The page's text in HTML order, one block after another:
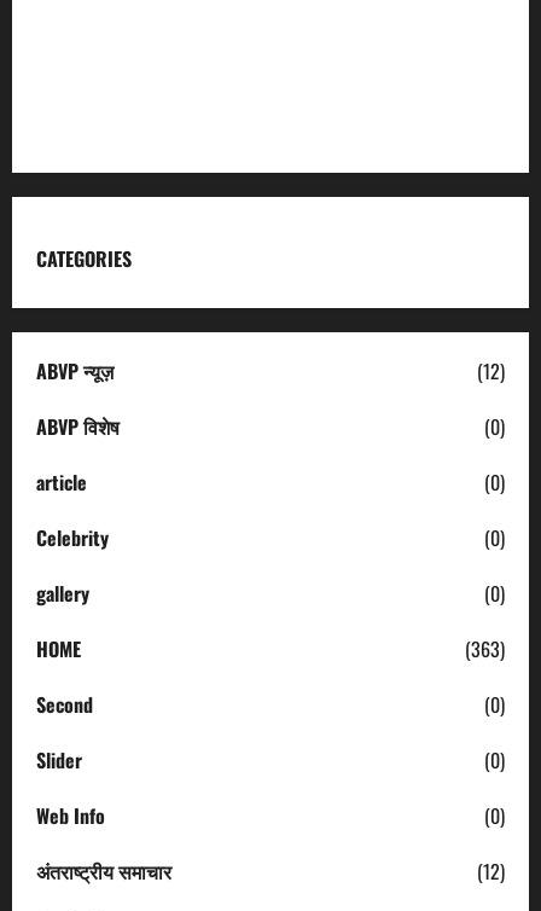
CATEGORIES
ABVP न्यूज़
(12)
ABVP विशेष
(0)
article
(0)
Celebrity
(0)
gallery
(0)
HOME
(363)
Second
(0)
Slider
(0)
Web Info
(0)
अंतराष्ट्रीय समाचार
(12)